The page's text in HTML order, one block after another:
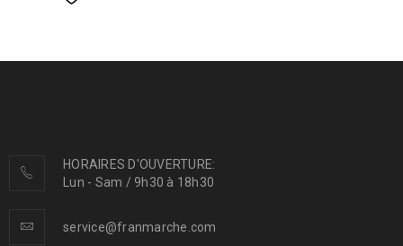
HORAIRES D'OUVERTURE:
Lun - Sam / 9h30 à 18h30
service@franmarche.com